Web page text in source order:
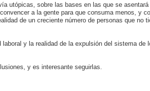
utópicas, sobre las bases en las que se asentará
a la gente para que consuma menos, y
de un creciente número de personas que no
y la realidad de la expulsión del sistema de
y es interesante seguirlas.